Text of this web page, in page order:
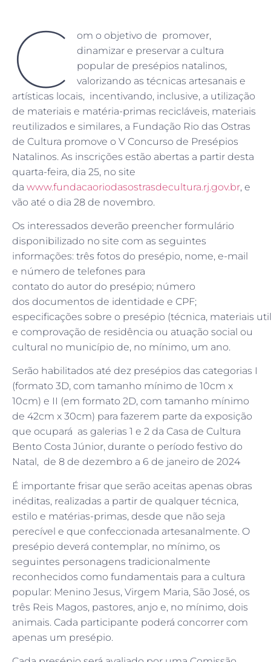
C
om o objetivo de promover,
dinamizar e preservar a cultura
popular de presépios natalinos,
valorizando as técnicas artesanais e
artísticas locais, incentivando, inclusive, a utilização
de materiais e matéria-primas recicláveis, materiais
reutilizados e similares, a Fundação Rio das Ostras
de Cultura promove o V Concurso de Presépios
Natalinos. As inscrições estão abertas a partir desta
quarta-feira, dia 25, no site
da www.fundacaoriodasostrasdecultura.rj.gov.br, e
vão até o dia 28 de novembro.
Os interessados deverão preencher formulário
disponibilizado no site com as seguintes
informações: três fotos do presépio, nome, e-mail
e número de telefones para
contato do autor do presépio; número
dos documentos de identidade e CPF;
especificações sobre o presépio (técnica, materiais
e comprovação de residência ou atuação social ou
cultural no município de, no mínimo, um ano.
Serão habilitados até dez presépios das categorias I
(formato 3D, com tamanho mínimo de 10cm x
10cm) e II (em formato 2D, com tamanho mínimo
de 42cm x 30cm) para fazerem parte da exposição
que ocupará as galerias 1 e 2 da Casa de Cultura
Bento Costa Júnior, durante o período festivo do
Natal, de 8 de dezembro a 6 de janeiro de 2024
É importante frisar que serão aceitas apenas obras
inéditas, realizadas a partir de qualquer técnica,
estilo e matérias-primas, desde que não seja
perecível e que confeccionada artesanalmente. O
presépio deverá contemplar, no mínimo, os
seguintes personagens tradicionalmente
reconhecidos como fundamentais para a cultura
popular: Menino Jesus, Virgem Maria, São José, os
três Reis Magos, pastores, anjo e, no mínimo, dois
animais. Cada participante poderá concorrer com
apenas um presépio.